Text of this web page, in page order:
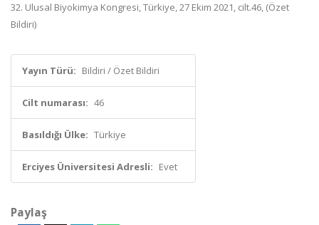
32. Ulusal Biyokimya Kongresi, Türkiye, 27 Ekim 2021, cilt.46, (Özet
Bildiri)
Yayın Türü: Bildiri / Özet Bildiri
Cilt numarası: 46
Basıldığı Ülke: Türkiye
Erciyes Üniversitesi Adresli: Evet
Paylaş